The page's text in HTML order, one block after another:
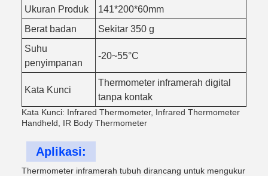
Ukuran Produk
141*200*60mm
Berat badan
Sekitar 350 g
Suhu
penyimpanan
-20~55°C
Kata Kunci
Thermometer inframerah digital
tanpa kontak
Kata Kunci: Infrared Thermometer, Infrared Thermometer
Handheld, IR Body Thermometer
Aplikasi:
Thermometer inframerah tubuh dirancang untuk mengukur